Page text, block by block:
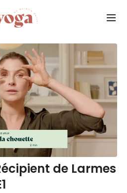
de Larmes